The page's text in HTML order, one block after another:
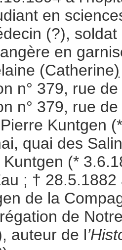
en
(?),
en
(Catherine)
n° 379, rue
n° 379, rue de
Kuntgen
quai des
Kuntgen (*
; †
de la
de
auteur de l